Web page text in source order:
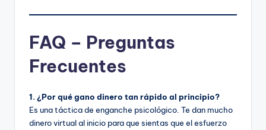
FAQ – Preguntas
Frecuentes
1. ¿Por qué gano dinero tan rápido al principio?
Es una táctica de enganche psicológico. Te dan mucho
dinero virtual al inicio para que sientas que el esfuerzo